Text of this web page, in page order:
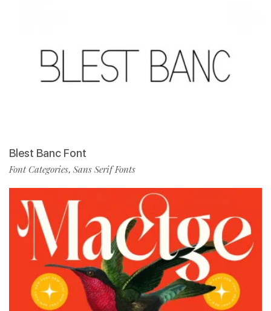
Blest Banc Font
Font Categories, Sans Serif Fonts